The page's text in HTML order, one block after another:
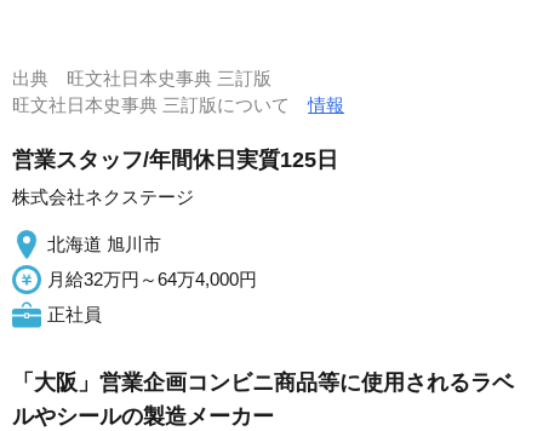
出典 旺文社日本史事典 三訂版
旺文社日本史事典 三訂版について情報
営業スタッフ/年間休日実質125日
株式会社ネクステージ
北海道 旭川市
月給32万円～64万4,000円
正社員
「大阪」営業企画コンビニ商品等に使用されるラベ
ルやシールの製造メーカー